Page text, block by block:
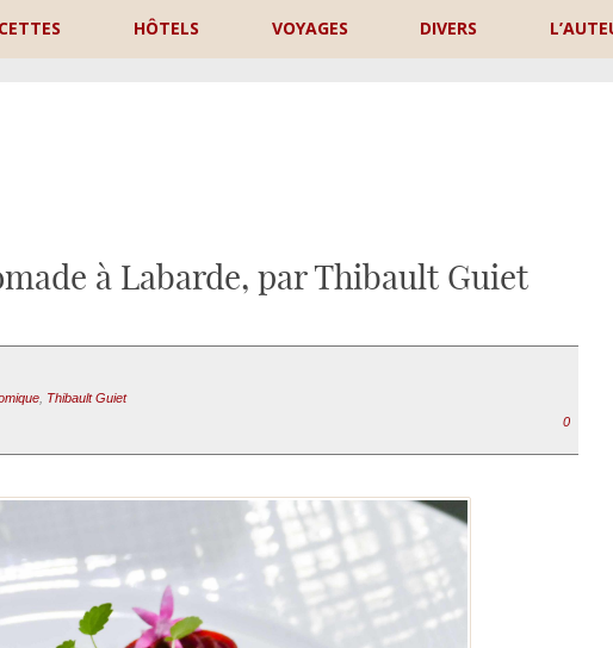
HÔTELS VOYAGES DIVERS
à Labarde, par Thibault Guiet
, Thibault Guiet
0